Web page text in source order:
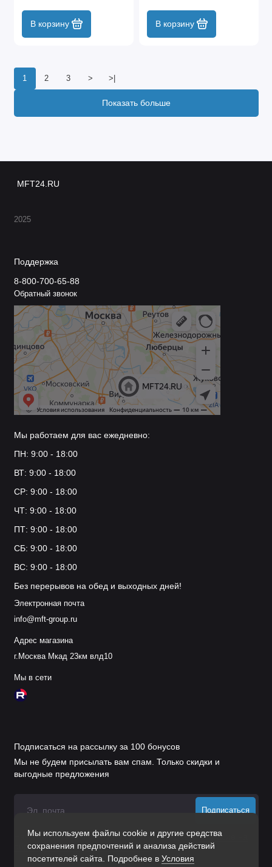
В корзину В корзину
1 2 3 > >|
Показать больше
Мы используем файлы cookie и другие средства
сохранения предпочтений и анализа действий
посетителей сайта. Подробнее в Условия
MFT24.RU
2025
Поддержка
8-800-700-65-88
Обратный звонок
Мы работаем для вас ежедневно:
ПН: 9:00 - 18:00
ВТ: 9:00 - 18:00
СР: 9:00 - 18:00
ЧТ: 9:00 - 18:00
ПТ: 9:00 - 18:00
СБ: 9:00 - 18:00
ВС: 9:00 - 18:00
Без перерывов на обед и выходных дней!
Электронная почта
info@mft-group.ru
Адрес магазина
г.Москва Мкад 23км влд10
Мы в сети
Подписаться на рассылку за 100 бонусов
Мы не будем присылать вам спам. Только скидки и
выгодные предложения
Подписаться
Нажимая на кнопку «Подписаться», Вы даетесогласие на
обработку персональных данных.